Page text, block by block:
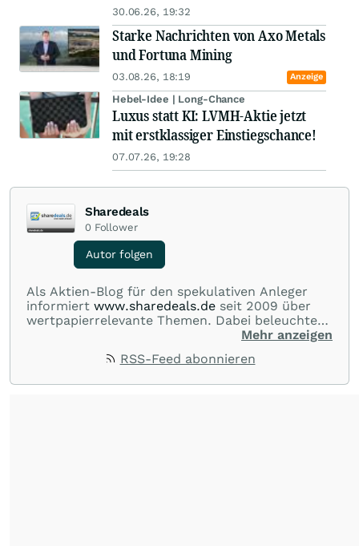
30.06.26, 19:32
Starke Nachrichten von Axo Metals
und Fortuna Mining
03.08.26, 18:19 Anzeige
Hebel-Idee | Long-Chance
Luxus statt KI: LVMH-Aktie jetzt
mit erstklassiger Einstiegschance!
07.07.26, 19:28
Sharedeals
0 Follower
Autor folgen
Als Aktien-Blog für den spekulativen Anleger
informiert www.sharedeals.de seit 2009 über
wertpapierrelevante Themen. Dabei beleuchtet
sharedeals.de insbesondere aktuelleMehr anzeigen
RSS-Feed abonnieren